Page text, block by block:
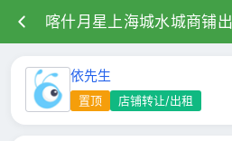
依先生
置顶 店铺转让/出租